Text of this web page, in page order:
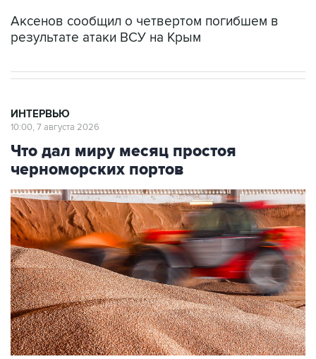
Аксенов сообщил о четвертом погибшем в
результате атаки ВСУ на Крым
ИНТЕРВЬЮ
10:00, 7 августа 2026
Что дал миру месяц простоя
черноморских портов